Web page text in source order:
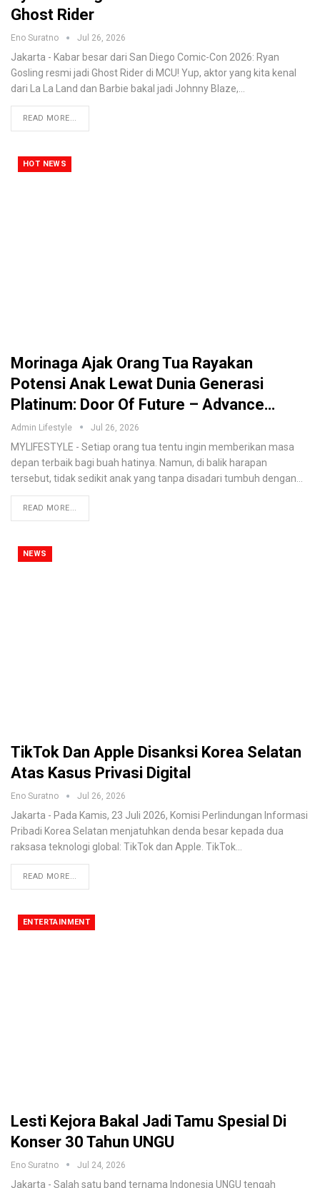
Ghost Rider
Eno Suratno Jul 26, 2026
Jakarta - Kabar besar dari San Diego Comic-Con 2026: Ryan
Gosling resmi jadi Ghost Rider di MCU! Yup, aktor yang kita kenal
dari La La Land dan Barbie bakal jadi Johnny Blaze,
READ MORE...
HOT NEWS
Morinaga Ajak Orang Tua Rayakan
Potensi Anak Lewat Dunia Generasi
Platinum: Door Of Future – Advance…
Admin Lifestyle Jul 26, 2026
MYLIFESTYLE - Setiap orang tua tentu ingin memberikan masa
depan terbaik bagi buah hatinya. Namun, di balik harapan
tersebut, tidak sedikit anak yang tanpa disadari tumbuh dengan
READ MORE...
NEWS
TikTok Dan Apple Disanksi Korea Selatan
Atas Kasus Privasi Digital
Eno Suratno Jul 26, 2026
Jakarta - Pada Kamis, 23 Juli 2026, Komisi Perlindungan Informasi
Pribadi Korea Selatan menjatuhkan denda besar kepada dua
raksasa teknologi global: TikTok dan Apple. TikTok
READ MORE...
ENTERTAINMENT
Lesti Kejora Bakal Jadi Tamu Spesial Di
Konser 30 Tahun UNGU
Eno Suratno Jul 24, 2026
Jakarta - Salah satu band ternama Indonesia UNGU tengah